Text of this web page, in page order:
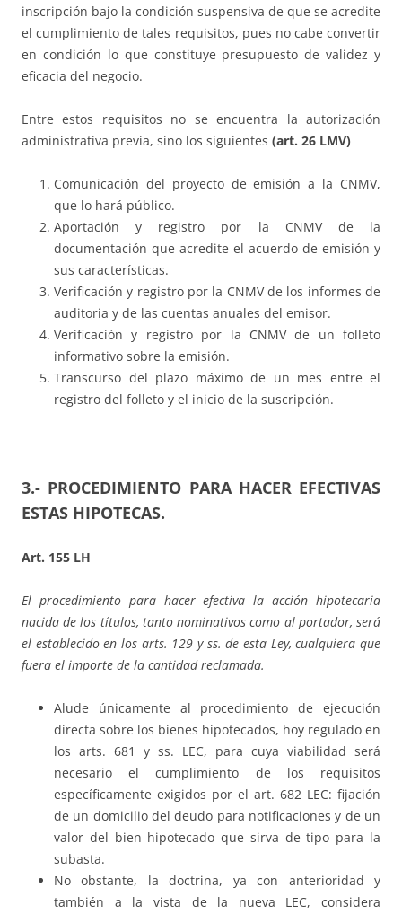
inscripción bajo la condición suspensiva de que se acredite
el cumplimiento de tales requisitos, pues no cabe convertir
en condición lo que constituye presupuesto de validez y
eficacia del negocio.
Entre estos requisitos no se encuentra la autorización
administrativa previa, sino los siguientes (art. 26 LMV)
Comunicación del proyecto de emisión a la CNMV,
que lo hará público.
Aportación y registro por la CNMV de la
documentación que acredite el acuerdo de emisión y
sus características.
Verificación y registro por la CNMV de los informes de
auditoria y de las cuentas anuales del emisor.
Verificación y registro por la CNMV de un folleto
informativo sobre la emisión.
Transcurso del plazo máximo de un mes entre el
registro del folleto y el inicio de la suscripción.
3.- PROCEDIMIENTO PARA HACER EFECTIVAS
ESTAS HIPOTECAS.
Art. 155 LH
El procedimiento para hacer efectiva la acción hipotecaria
nacida de los títulos, tanto nominativos como al portador, será
el establecido en los arts. 129 y ss. de esta Ley, cualquiera que
fuera el importe de la cantidad reclamada.
Alude únicamente al procedimiento de ejecución
directa sobre los bienes hipotecados, hoy regulado en
los arts. 681 y ss. LEC, para cuya viabilidad será
necesario el cumplimiento de los requisitos
específicamente exigidos por el art. 682 LEC: fijación
de un domicilio del deudo para notificaciones y de un
valor del bien hipotecado que sirva de tipo para la
subasta.
No obstante, la doctrina, ya con anterioridad y
también a la vista de la nueva LEC, considera